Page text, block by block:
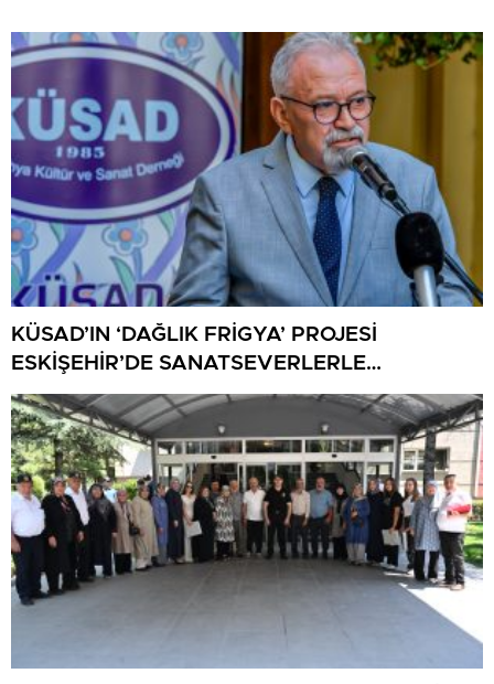
KÜSAD’IN ‘DAĞLIK FRİGYA’ PROJESİ
ESKİŞEHİR’DE SANATSEVERLERLE
BULUŞUYOR